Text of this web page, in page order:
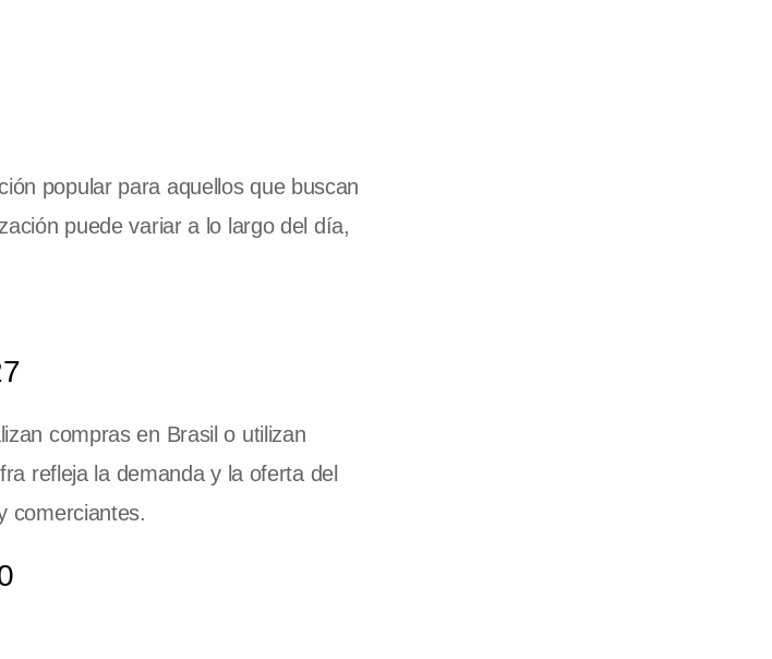
popular para aquellos que buscan
puede variar a lo largo del día,
compras en Brasil o utilizan
refleja la demanda y la oferta del
comerciantes.